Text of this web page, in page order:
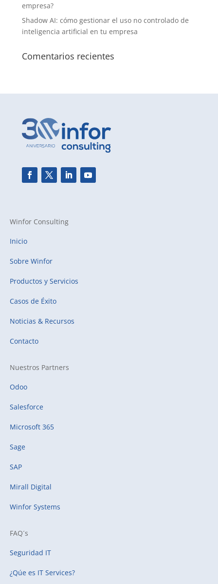
empresa?
Shadow AI: cómo gestionar el uso no controlado de
inteligencia artificial en tu empresa
Comentarios recientes
Winfor Consulting
Inicio
Sobre Winfor
Productos y Servicios
Casos de Éxito
Noticias & Recursos
Contacto
Nuestros Partners
Odoo
Salesforce
Microsoft 365
Sage
SAP
Mirall Digital
Winfor Systems
FAQ´s
Seguridad IT
¿Qúe es IT Services?